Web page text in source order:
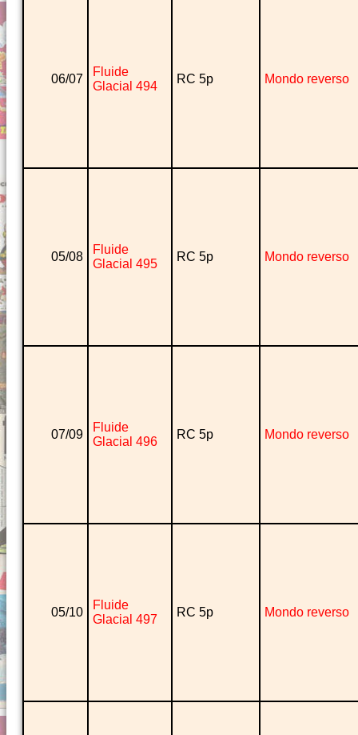
06/07
Fluide
Glacial 494
RC 5p Mondo reverso
05/08
Fluide
Glacial 495
RC 5p Mondo reverso
07/09
Fluide
Glacial 496
RC 5p Mondo reverso
05/10
Fluide
Glacial 497
RC 5p Mondo reverso